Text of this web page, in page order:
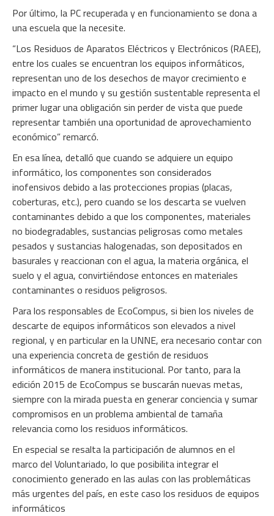
Por último, la PC recuperada y en funcionamiento se dona a
una escuela que la necesite.
“Los Residuos de Aparatos Eléctricos y Electrónicos (RAEE),
entre los cuales se encuentran los equipos informáticos,
representan uno de los desechos de mayor crecimiento e
impacto en el mundo y su gestión sustentable representa el
primer lugar una obligación sin perder de vista que puede
representar también una oportunidad de aprovechamiento
económico” remarcó.
En esa línea, detalló que cuando se adquiere un equipo
informático, los componentes son considerados
inofensivos debido a las protecciones propias (placas,
coberturas, etc.), pero cuando se los descarta se vuelven
contaminantes debido a que los componentes, materiales
no biodegradables, sustancias peligrosas como metales
pesados y sustancias halogenadas, son depositados en
basurales y reaccionan con el agua, la materia orgánica, el
suelo y el agua, convirtiéndose entonces en materiales
contaminantes o residuos peligrosos.
Para los responsables de EcoCompus, si bien los niveles de
descarte de equipos informáticos son elevados a nivel
regional, y en particular en la UNNE, era necesario contar con
una experiencia concreta de gestión de residuos
informáticos de manera institucional. Por tanto, para la
edición 2015 de EcoCompus se buscarán nuevas metas,
siempre con la mirada puesta en generar conciencia y sumar
compromisos en un problema ambiental de tamaña
relevancia como los residuos informáticos.
En especial se resalta la participación de alumnos en el
marco del Voluntariado, lo que posibilita integrar el
conocimiento generado en las aulas con las problemáticas
más urgentes del país, en este caso los residuos de equipos
informáticos